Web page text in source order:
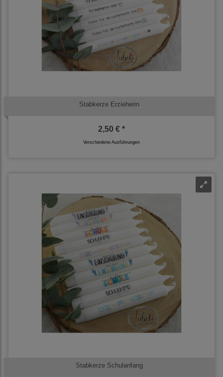
Stabkerze Erzieherin
2,50 € *
Verschiedene Ausführungen
Stabkerze Schulanfang